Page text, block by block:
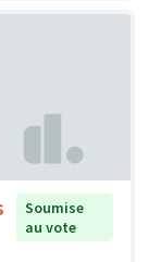
Soumise
au vote